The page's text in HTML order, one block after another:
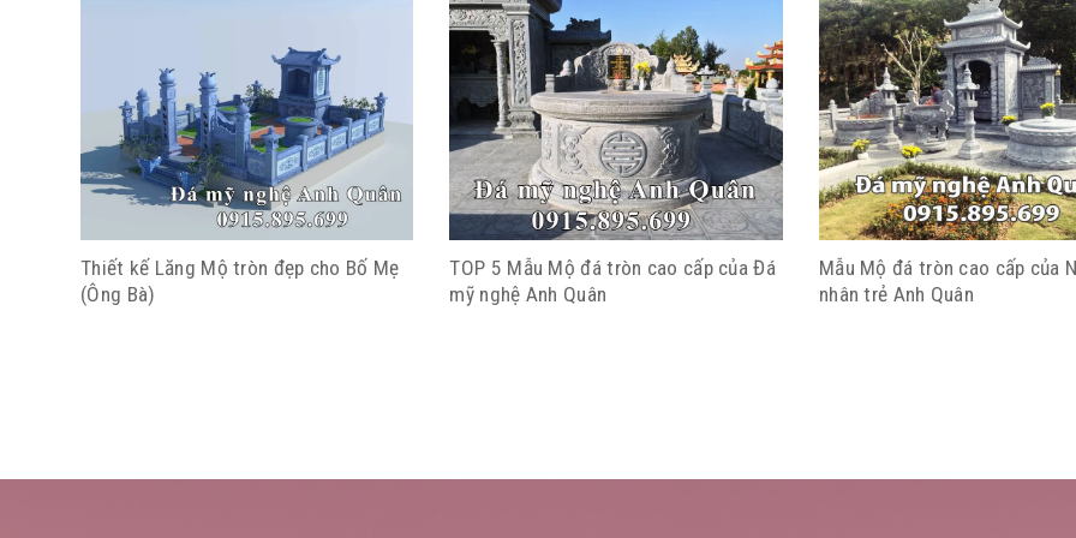
Thiết kế Lăng Mộ tròn đẹp cho Bố Mẹ
(Ông Bà)
TOP 5 Mẫu Mộ đá tròn cao cấp của Đá
mỹ nghệ Anh Quân
Mẫu Mộ đá tròn cao cấp của
nhân trẻ Anh Quân